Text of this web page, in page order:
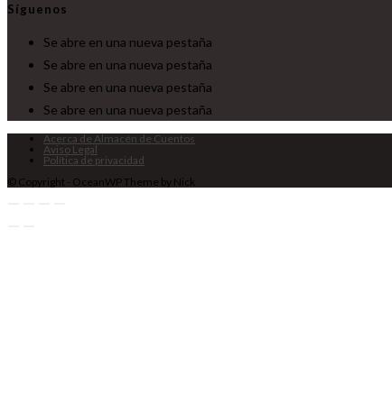
Síguenos
Se abre en una nueva pestaña
Se abre en una nueva pestaña
Se abre en una nueva pestaña
Se abre en una nueva pestaña
Acerca de Almacén de Cuentos
Aviso Legal
Política de privacidad
© Copyright - OceanWP Theme by Nick